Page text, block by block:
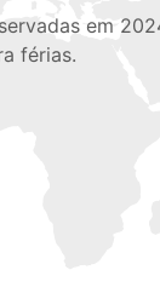
em
férias.